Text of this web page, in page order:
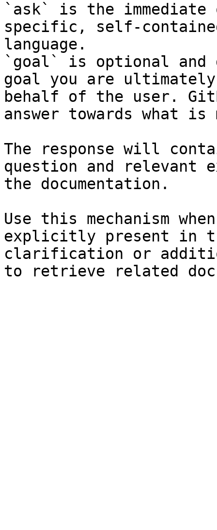
`ask` is the
specific, self-
language.
`goal` is optional and
goal you are
behalf of the user.
answer towards what
The response will
question and relevant
the documentation.
Use this mechanism
explicitly present in
clarification or